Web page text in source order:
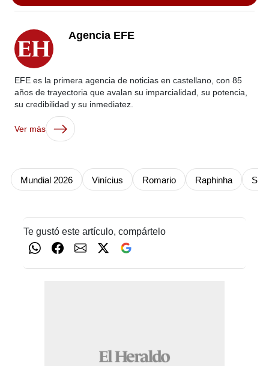
Agencia EFE
EFE es la primera agencia de noticias en castellano, con 85
años de trayectoria que avalan su imparcialidad, su potencia,
su credibilidad y su inmediatez.
Ver más
Mundial 2026 Vinícius Romario Raphinha
Te gustó este artículo, compártelo